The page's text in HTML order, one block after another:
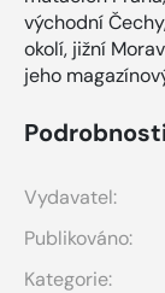
východní
okolí, jižní
jeho
Vydavatel:
Publikováno:
Kategorie: